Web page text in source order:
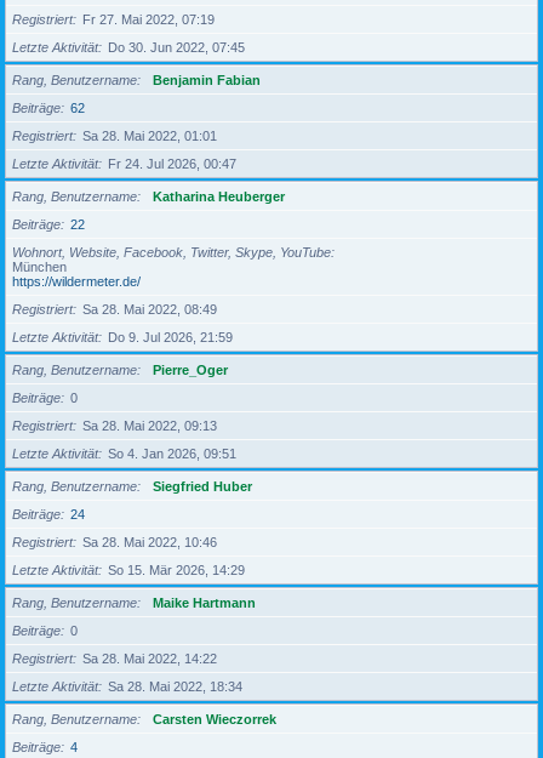
Registriert
Fr 27. Mai 2022, 07:19
Letzte Aktivität
Do 30. Jun 2022, 07:45
Rang, Benutzername
Benjamin Fabian
Beiträge
62
Registriert
Sa 28. Mai 2022, 01:01
Letzte Aktivität
Fr 24. Jul 2026, 00:47
Rang, Benutzername
Katharina Heuberger
Beiträge
22
Wohnort, Website, Facebook, Twitter, Skype, YouTube
München
https://wildermeter.de/
Registriert
Sa 28. Mai 2022, 08:49
Letzte Aktivität
Do 9. Jul 2026, 21:59
Rang, Benutzername
Pierre_Oger
Beiträge
0
Registriert
Sa 28. Mai 2022, 09:13
Letzte Aktivität
So 4. Jan 2026, 09:51
Rang, Benutzername
Siegfried Huber
Beiträge
24
Registriert
Sa 28. Mai 2022, 10:46
Letzte Aktivität
So 15. Mär 2026, 14:29
Rang, Benutzername
Maike Hartmann
Beiträge
0
Registriert
Sa 28. Mai 2022, 14:22
Letzte Aktivität
Sa 28. Mai 2022, 18:34
Rang, Benutzername
Carsten Wieczorrek
Beiträge
4